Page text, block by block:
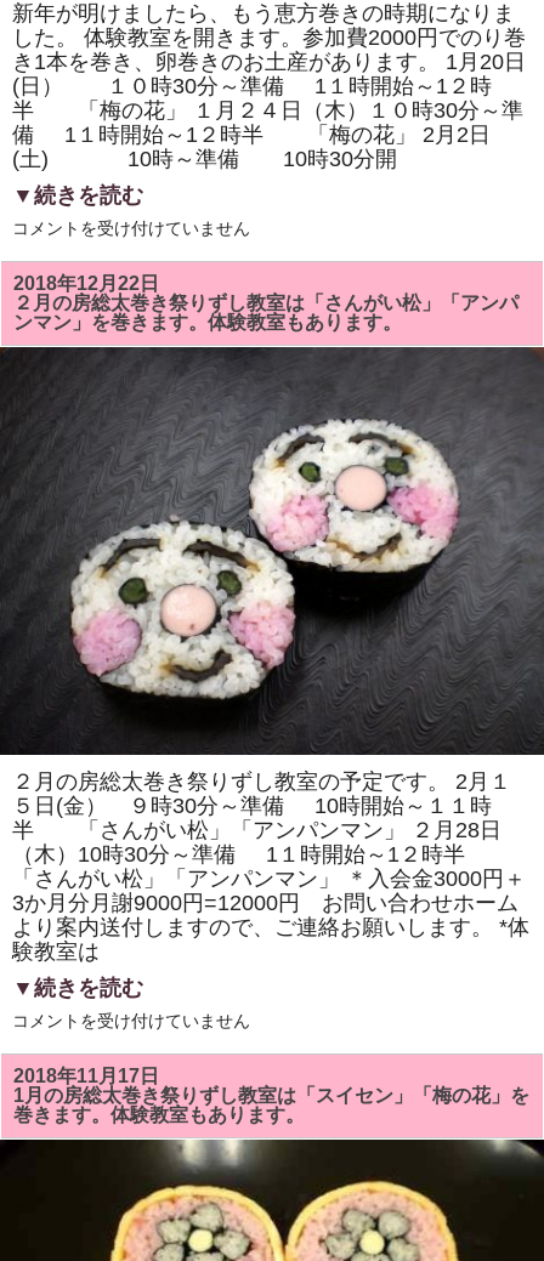
も
あ
り
ま
す。
は
新年が明けましたら、もう恵方巻きの時期になりま
した。 体験教室を開きます。参加費2000円でのり巻
き1本を巻き、卵巻きのお土産があります。 1月20日
(日） １０時30分～準備 1１時開始～1２時
半 「梅の花」 １月２４日（木）１０時30分～準
備 1１時開始～1２時半 「梅の花」 2月2日
(土) 10時～準備 10時30分開
▼続きを読む
房
太
巻
き
ず
し
の
の
募
コメントを受け付けていません
2018年12月22日
２月の房総太巻き祭りずし教室は「さんがい松」「アンパ
ンマン」を巻きます。体験教室もあります。
２月の房総太巻き祭りずし教室の予定です。 2月１
５日(金） ９時30分～準備 10時開始～１１時
半 「さんがい松」「アンパンマン」 ２月28日
（木）10時30分～準備 1１時開始～1２時半
「さんがい松」「アンパンマン」 ＊入会金3000円＋
3か月分月謝9000円=12000円 お問い合わせホーム
より案内送付しますので、ご連絡お願いします。 *体
験教室は
▼続きを読む
２
の
房
総
太
巻
き
コメントを受け付けていません
2018年11月17日
1月の房総太巻き祭りずし教室は「スイセン」「梅の花」を
巻きます。体験教室もあります。